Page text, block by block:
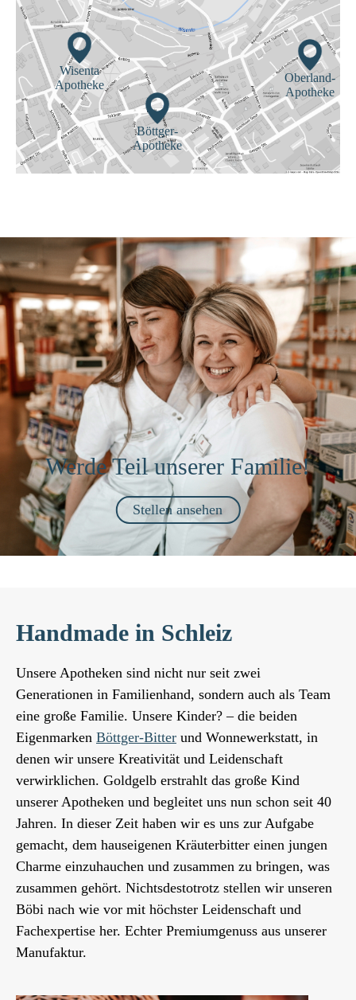
Wisenta
Apotheke
Böttger-
Apotheke
Oberland-
Apotheke
Werde Teil unserer Familie!
Stellen ansehen
Handmade in Schleiz
Unsere Apotheken sind nicht nur seit zwei
Generationen in Familienhand, sondern auch als Team
eine große Familie. Unsere Kinder? – die beiden
Eigenmarken Böttger-Bitter und Wonnewerkstatt, in
denen wir unsere Kreativität und Leidenschaft
verwirklichen. Goldgelb erstrahlt das große Kind
unserer Apotheken und begleitet uns nun schon seit 40
Jahren. In dieser Zeit haben wir es uns zur Aufgabe
gemacht, dem hauseigenen Kräuterbitter einen jungen
Charme einzuhauchen und zusammen zu bringen, was
zusammen gehört. Nichtsdestotrotz stellen wir unseren
Böbi nach wie vor mit höchster Leidenschaft und
Fachexpertise her. Echter Premiumgenuss aus unserer
Manufaktur.